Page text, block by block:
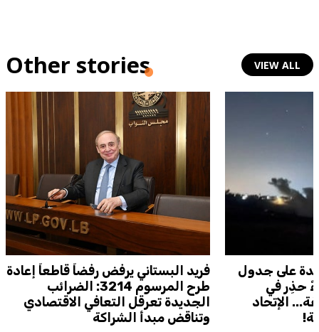
Other stories VIEW ALL
فريد البستاني يرفض رفضاً قاطعاً إعادة
طرح المرسوم 3214: الضرائب
الجديدة تعرقل التعافي الاقتصادي
وتناقض مبدأ الشراكة
على جدول
حذِر في
الإتحاد